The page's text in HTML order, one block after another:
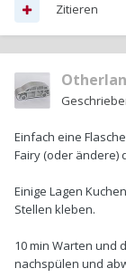
Zitieren
Einfach eine
Fairy (oder ändere)
Einige Lagen
Stellen kleben.
10 min Warten und
nachspülen und